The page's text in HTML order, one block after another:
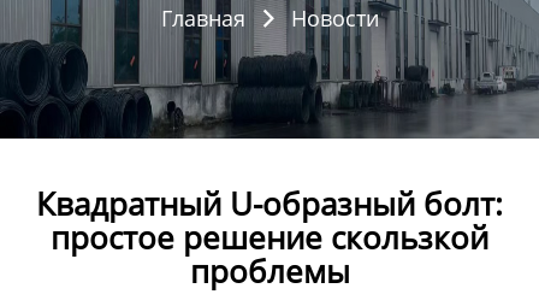
Главная  Новости
Квадратный U-образный болт:
простое решение скользкой
проблемы